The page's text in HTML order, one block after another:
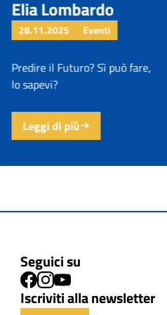
Elia Lombardo
28.11.2025 Eventi
Predire il Futuro? Sì può fare,
lo sapevi?
Leggi di più
Seguici su
Iscriviti alla newsletter